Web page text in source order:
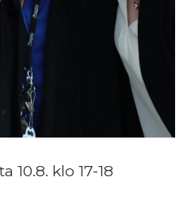
10.8. klo 17-18